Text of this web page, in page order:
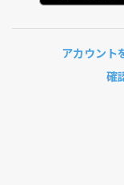
アカウント
確